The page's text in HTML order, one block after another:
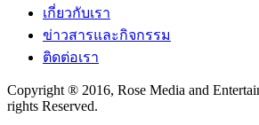
เกี่ยวกับเรา
ข่าวสารและกิจกรรม
ติดต่อเรา
Copyright ® 2016, Rose Media and
rights Reserved.